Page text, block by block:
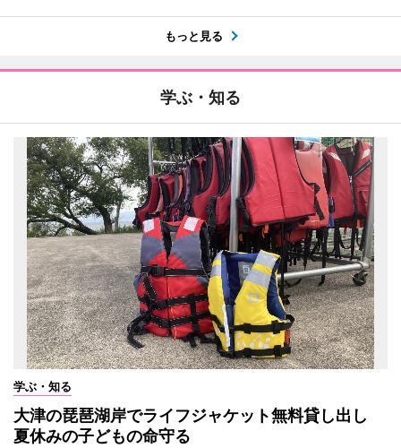
もっと見る
学ぶ・知る
学ぶ・知る
大津の琵琶湖岸でライフジャケット無料貸し出し
夏休みの子どもの命守る